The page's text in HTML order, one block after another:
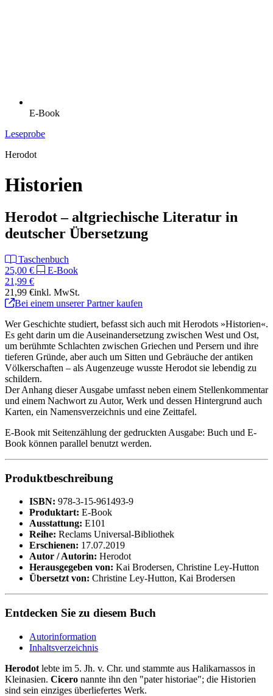
E-Book
Leseprobe
Herodot
Historien
Herodot – altgriechische Literatur in
deutscher Übersetzung
Taschenbuch
25,00 €
E-Book
21,99 €
21,99 €inkl. MwSt.
Bei einem unserer Partner kaufen
Wer Geschichte studiert, befasst sich auch mit Herodots »Historien«.
Es geht darin um die Auseinandersetzung zwischen West und Ost,
um berühmte Schlachten zwischen Griechen und Persern und ihre
tieferen Gründe, aber auch um Sitten und Gebräuche der antiken
Völkerschaften – als Augenzeuge wusste Herodot sie lebendig zu
schildern.
Der Anhang dieser Ausgabe umfasst neben einem Stellenkommentar
und einem Nachwort zu Autor, Werk und dessen Hintergrund auch
Karten, ein Namensverzeichnis und eine Zeittafel.
E-Book mit Seitenzählung der gedruckten Ausgabe: Buch und E-
Book können parallel benutzt werden.
Produktbeschreibung
ISBN: 978-3-15-961493-9
Produktart: E-Book
Ausstattung: E101
Reihe: Reclams Universal-Bibliothek
Erschienen: 17.07.2019
Autor / Autorin: Herodot
Herausgegeben von: Kai Brodersen, Christine Ley-Hutton
Übersetzt von: Christine Ley-Hutton, Kai Brodersen
Entdecken Sie zu diesem Buch
Autorinformation
Inhaltsverzeichnis
Herodot lebte im 5. Jh. v. Chr. und stammte aus Halikarnassos in
Kleinasien. Cicero nannte ihn den "pater historiae"; die Historien
sind sein einziges überliefertes Werk.